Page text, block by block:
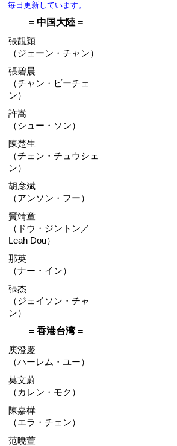
毎日更新しています。
= 中国大陸 =
張靚穎
（ジェーン・チャン）
張碧晨
（チャン・ビーチェ
ン）
許嵩
（シュー・ソン）
陳楚生
（チェン・チュウシェ
ン）
胡彦斌
（アンソン・フー）
竇靖童
（ドウ・ジントン／
Leah Dou）
那英
（ナー・イン）
張杰
（ジェイソン・チャ
ン）
= 香港台湾 =
庾澄慶
（ハーレム・ユー）
莫文蔚
（カレン・モク）
陳嘉樺
（エラ・チェン）
范曉萱